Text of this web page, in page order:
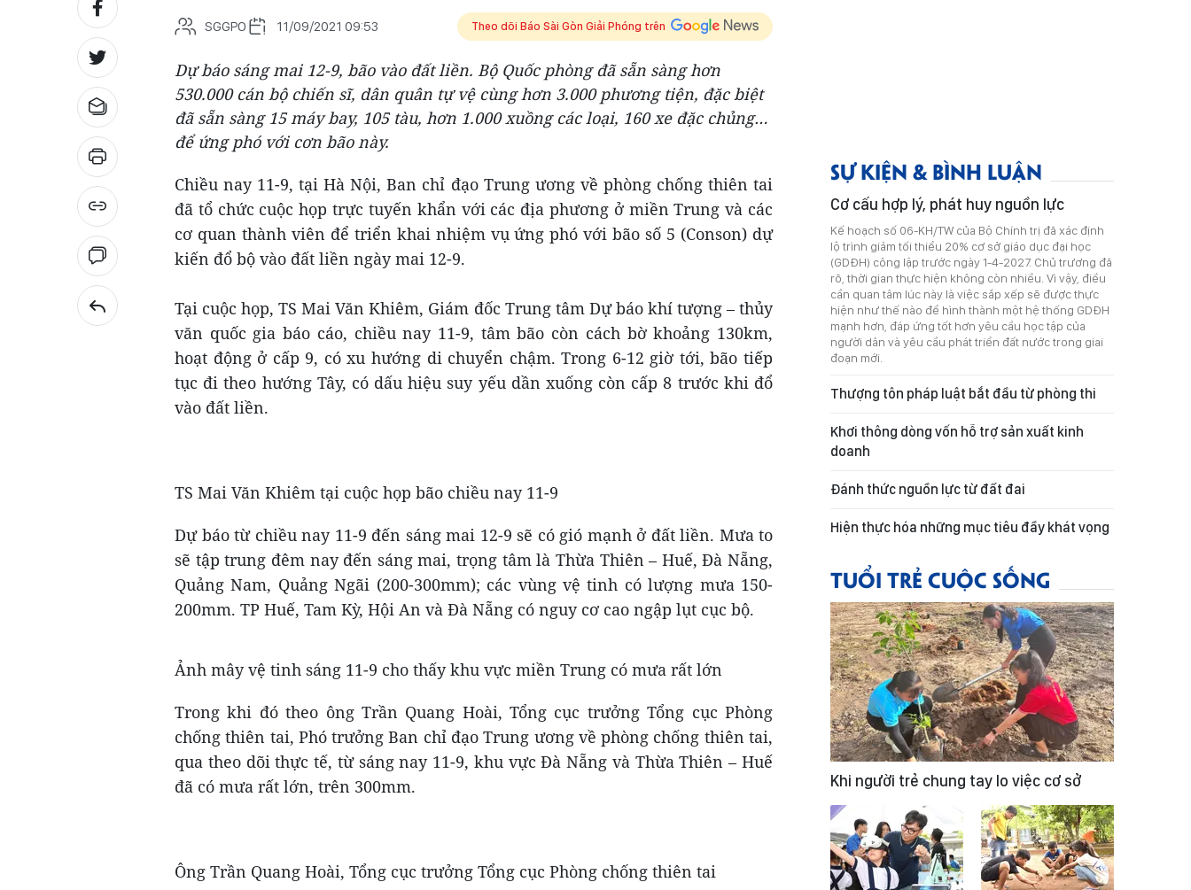
SGGPO 11/09/2021 09:53 Theo dõi Báo Sài Gòn Giải Phóng trên
Dự báo sáng mai 12-9, bão vào đất liền. Bộ Quốc phòng đã sẵn sàng hơn
530.000 cán bộ chiến sĩ, dân quân tự vệ cùng hơn 3.000 phương tiện, đặc biệt
đã sẵn sàng 15 máy bay, 105 tàu, hơn 1.000 xuồng các loại, 160 xe đặc chủng…
để ứng phó với cơn bão này.
Chiều nay 11-9, tại Hà Nội, Ban chỉ đạo Trung ương về phòng chống thiên tai
đã tổ chức cuộc họp trực tuyến khẩn với các địa phương ở miền Trung và các
cơ quan thành viên để triển khai nhiệm vụ ứng phó với bão số 5 (Conson) dự
kiến đổ bộ vào đất liền ngày mai 12-9.
Tại cuộc họp, TS Mai Văn Khiêm, Giám đốc Trung tâm Dự báo khí tượng – thủy
văn quốc gia báo cáo, chiều nay 11-9, tâm bão còn cách bờ khoảng 130km,
hoạt động ở cấp 9, có xu hướng di chuyển chậm. Trong 6-12 giờ tới, bão tiếp
tục đi theo hướng Tây, có dấu hiệu suy yếu dần xuống còn cấp 8 trước khi đổ
vào đất liền.
TS Mai Văn Khiêm tại cuộc họp bão chiều nay 11-9
Dự báo từ chiều nay 11-9 đến sáng mai 12-9 sẽ có gió mạnh ở đất liền. Mưa to
sẽ tập trung đêm nay đến sáng mai, trọng tâm là Thừa Thiên – Huế, Đà Nẵng,
Quảng Nam, Quảng Ngãi (200-300mm); các vùng vệ tinh có lượng mưa 150-
200mm. TP Huế, Tam Kỳ, Hội An và Đà Nẵng có nguy cơ cao ngập lụt cục bộ.
Ảnh mây vệ tinh sáng 11-9 cho thấy khu vực miền Trung có mưa rất lớn
Trong khi đó theo ông Trần Quang Hoài, Tổng cục trưởng Tổng cục Phòng
chống thiên tai, Phó trưởng Ban chỉ đạo Trung ương về phòng chống thiên tai,
qua theo dõi thực tế, từ sáng nay 11-9, khu vực Đà Nẵng và Thừa Thiên – Huế
đã có mưa rất lớn, trên 300mm.
Ông Trần Quang Hoài, Tổng cục trưởng Tổng cục Phòng chống thiên tai
SỰ KIỆN & BÌNH LUẬN
Cơ cấu hợp lý, phát huy nguồn lực
Kế hoạch số 06-KH/TW của Bộ Chính trị đã xác định
lộ trình giảm tối thiểu 20% cơ sở giáo dục đại học
(GDĐH) công lập trước ngày 1-4-2027. Chủ trương đã
rõ, thời gian thực hiện không còn nhiều. Vì vậy, điều
cần quan tâm lúc này là việc sắp xếp sẽ được thực
hiện như thế nào để hình thành một hệ thống GDĐH
mạnh hơn, đáp ứng tốt hơn yêu cầu học tập của
người dân và yêu cầu phát triển đất nước trong giai
đoạn mới.
Thượng tôn pháp luật bắt đầu từ phòng thi
Khơi thông dòng vốn hỗ trợ sản xuất kinh
doanh
Đánh thức nguồn lực từ đất đai
Hiện thực hóa những mục tiêu đầy khát vọng
TUỔI TRẺ CUỘC SỐNG
Khi người trẻ chung tay lo việc cơ sở